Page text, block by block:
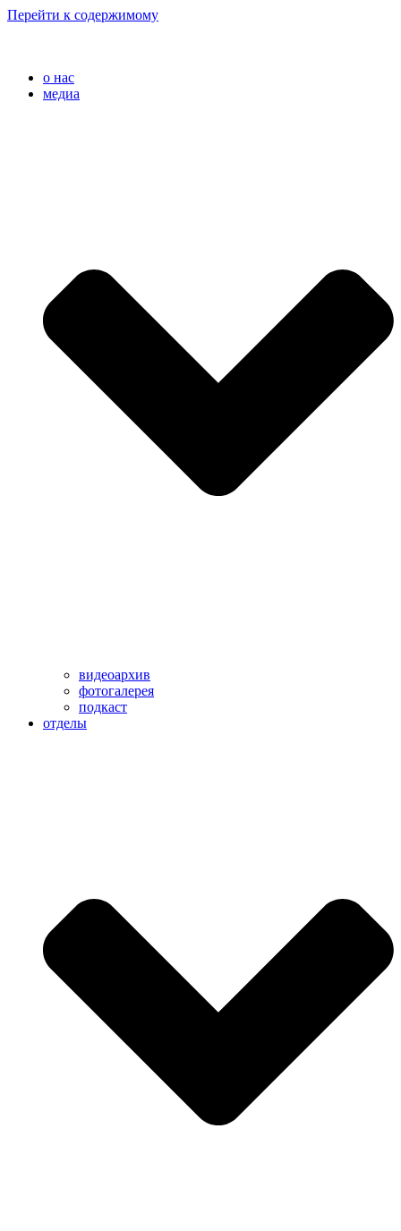
Перейти к содержимому
o нас
медиа
видеоархив
фотогалерея
подкаст
отделы